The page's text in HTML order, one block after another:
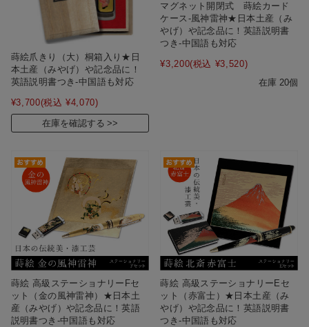
蒔絵爪きり（大）桐箱入り★日
本土産（みやげ）や記念品に！
英語説明書つき-中国語も対応
¥3,700(税込 ¥4,070)
在庫を確認する
マグネット開閉式 蒔絵カード
ケース‐風神雷神★日本土産（み
やげ）や記念品に！英語説明書
つき-中国語も対応
¥3,200(税込 ¥3,520)
在庫 20個
蒔絵 高級ステーショナリーFセ
ット（金の風神雷神）★日本土
産（みやげ）や記念品に！英語
説明書つき-中国語も対応
蒔絵 高級ステーショナリーEセ
ット（赤富士）★日本土産（み
やげ）や記念品に！英語説明書
つき-中国語も対応